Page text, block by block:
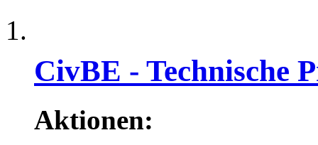
CivBE - Technische
Aktionen: